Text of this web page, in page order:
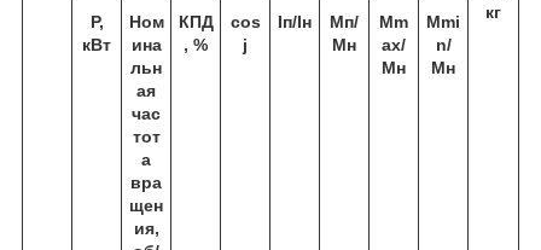
кг
Р,
кВт
Ном
ина
льн
ая
час
тот
а
вра
щен
ия,
КПД
, %
cos
j
Iп/Iн
Мп/
Мн
Мm
ax/
Мн
Мmi
n/
Мн